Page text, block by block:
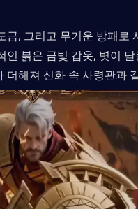
금, 그리고 무거운 방패로
붉은 금빛 갑옷, 볏이
해져 신화 속 사령관과